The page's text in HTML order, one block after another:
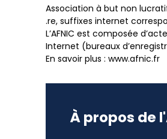
Association à but non
.re, suffixes internet
L’AFNIC est composée
Internet (bureaux
En savoir plus : www.afnic.fr
À propos de